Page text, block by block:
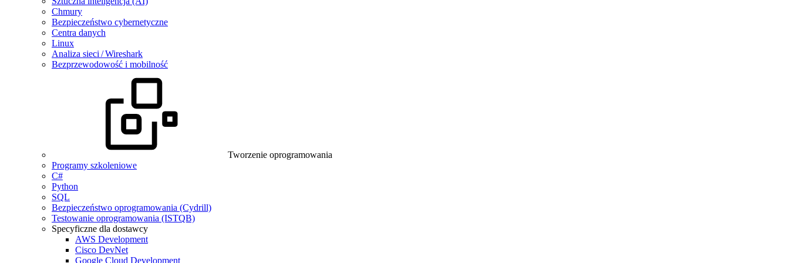
Chmury
Bezpieczeństwo cybernetyczne
Centra danych
Linux
Analiza sieci / Wireshark
Bezprzewodowość i mobilność
Tworzenie oprogramowania
Programy szkoleniowe
C#
Python
SQL
Bezpieczeństwo oprogramowania (Cydrill)
Testowanie oprogramowania (ISTQB)
Specyficzne dla dostawcy
AWS Development
Cisco DevNet
Google Cloud Development